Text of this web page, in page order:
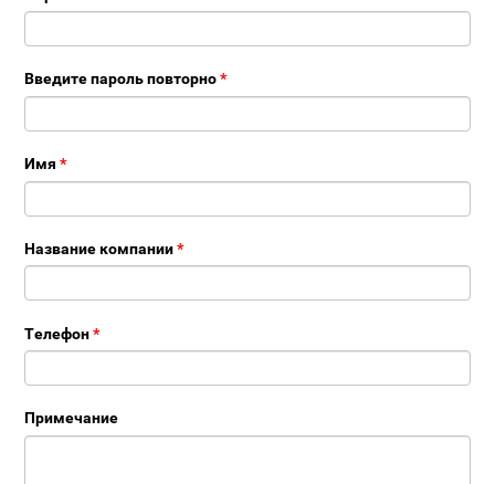
Введите пароль повторно*
Имя*
Название компании*
Телефон*
Примечание